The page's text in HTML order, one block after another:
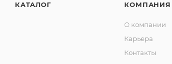
КАТАЛОГ КОМПАНИЯ
О компании
Карьера
Контакты